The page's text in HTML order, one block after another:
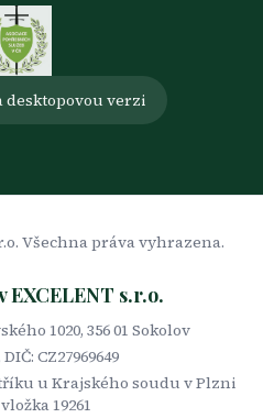
desktopovou verzi
Všechna práva vyhrazena.
EXCELENT s.r.o.
1020, 356 01 Sokolov
DIČ: CZ27969649
u Krajského soudu v Plzni
19261